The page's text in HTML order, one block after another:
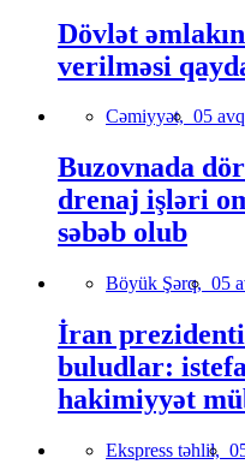
Dövlət
verilməsi
Cəmiyyət, 05
Buzovnada
drenaj işləri
səbəb olub
Böyük Şərq, 05
İran
buludlar:
hakimiyyət
Ekspress təhlil,